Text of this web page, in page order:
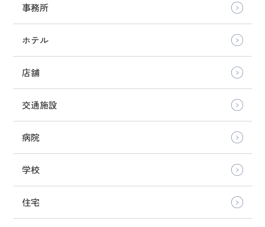
事務所
ホテル
店舗
交通施設
病院
学校
住宅